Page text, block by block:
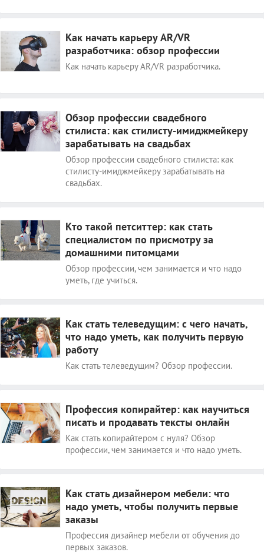
Как начать карьеру AR/VR
разработчика: обзор профессии
Как начать карьеру AR/VR разработчика.
Обзор профессии свадебного
стилиста: как стилисту-имиджмейкеру
зарабатывать на свадьбах
Обзор профессии свадебного стилиста: как
стилисту-имиджмейкеру зарабатывать на
свадьбах.
Кто такой петситтер: как стать
специалистом по присмотру за
домашними питомцами
Обзор профессии, чем занимается и что надо
уметь, где учиться.
Как стать телеведущим: с чего начать,
что надо уметь, как получить первую
работу
Как стать телеведущим? Обзор профессии.
Профессия копирайтер: как научиться
писать и продавать тексты онлайн
Как стать копирайтером с нуля? Обзор
профессии, чем занимается и что надо уметь.
Как стать дизайнером мебели: что
надо уметь, чтобы получить первые
заказы
Профессия дизайнер мебели от обучения до
первых заказов.